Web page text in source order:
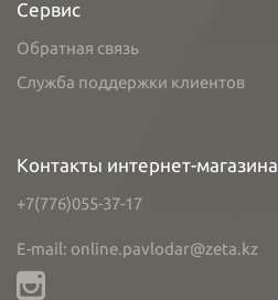
Сервис
Обратная связь
Служба поддержки клиентов
Контакты интернет-магазина
+7(776)055-37-17
E-mail: online.pavlodar@zeta.kz